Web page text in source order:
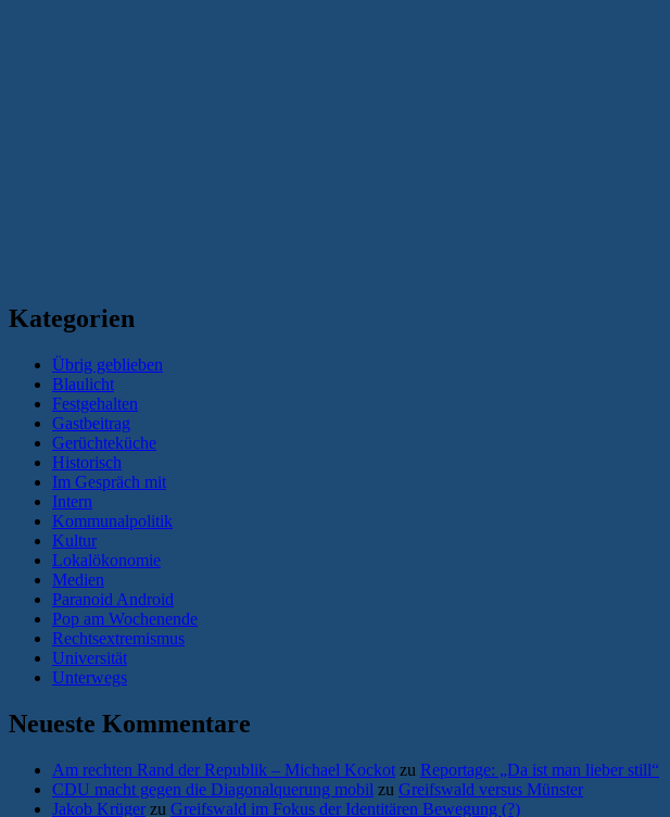
Kategorien
Übrig geblieben
Blaulicht
Festgehalten
Gastbeitrag
Gerüchteküche
Historisch
Im Gespräch mit
Intern
Kommunalpolitik
Kultur
Lokalökonomie
Medien
Paranoid Android
Pop am Wochenende
Rechtsextremismus
Universität
Unterwegs
Neueste Kommentare
Am rechten Rand der Republik – Michael Kockot zu Reportage: „Da ist man lieber still“
CDU macht gegen die Diagonalquerung mobil zu Greifswald versus Münster
Jakob Krüger zu Greifswald im Fokus der Identitären Bewegung (?)